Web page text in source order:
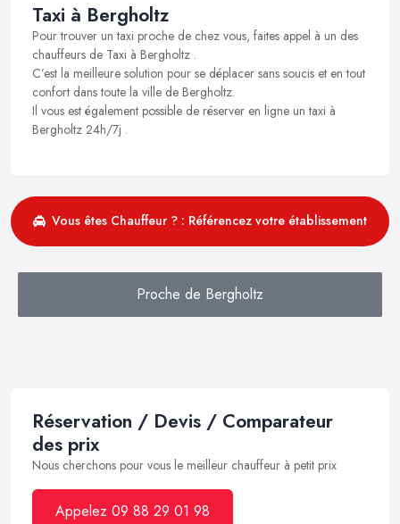
Taxi à Bergholtz
Pour trouver un taxi proche de chez vous, faites appel à un des
chauffeurs de Taxi à Bergholtz .
C’est la meilleure solution pour se déplacer sans soucis et en tout
confort dans toute la ville de Bergholtz.
Il vous est également possible de réserver en ligne un taxi à
Bergholtz 24h/7j .
Vous êtes Chauffeur ? : Référencez votre établissement
Proche de Bergholtz
Réservation / Devis / Comparateur
des prix
Nous cherchons pour vous le meilleur chauffeur à petit prix
Appelez 09 88 29 01 98